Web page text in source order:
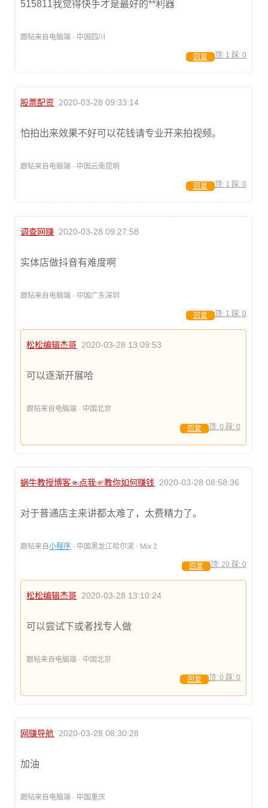
515811我觉得快手才是最好的**利器
跟帖来自电脑端 · 中国四川
顶: 1 踩: 0
回复
股票配资 2020-03-28 09:33:14
怕拍出来效果不好可以花钱请专业开来拍视频。
跟帖来自电脑端 · 中国云南昆明
顶: 1 踩: 0
回复
调查网赚 2020-03-28 09:27:58
实体店做抖音有难度啊
跟帖来自电脑端 · 中国广东深圳
顶: 1 踩: 0
回复
松松编辑杰哥 2020-03-28 13:09:53
可以逐渐开展哈
跟帖来自电脑端 · 中国北京
顶: 0 踩: 0
回复
蜗牛教授博客☜点我☞教你如何赚钱 2020-03-28 08:58:36
对于普通店主来讲都太难了，太费精力了。
跟帖来自小程序 · 中国黑龙江哈尔滨 · Mix 2
顶: 20 踩: 0
回复
松松编辑杰哥 2020-03-28 13:10:24
可以尝试下或者找专人做
跟帖来自电脑端 · 中国北京
顶: 0 踩: 0
回复
网赚导航 2020-03-28 08:30:28
加油
跟帖来自电脑端 · 中国重庆